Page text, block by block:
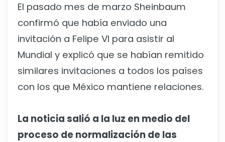
El pasado mes de marzo Sheinbaum
confirmó que había enviado una
invitación a Felipe VI para asistir al
Mundial y explicó que se habían remitido
similares invitaciones a todos los países
con los que México mantiene relaciones.
La noticia salió a la luz en medio del
proceso de normalización de las